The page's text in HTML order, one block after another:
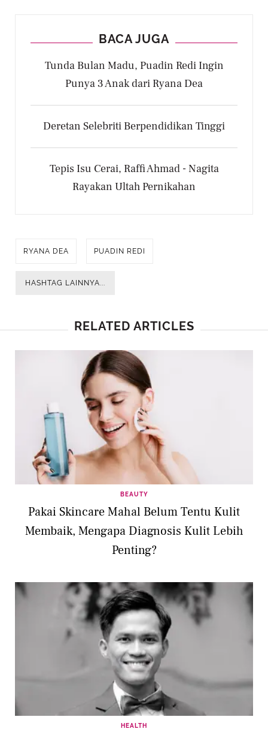
BACA JUGA
Tunda Bulan Madu, Puadin Redi Ingin
Punya 3 Anak dari Ryana Dea
Deretan Selebriti Berpendidikan Tinggi
Tepis Isu Cerai, Raffi Ahmad - Nagita
Rayakan Ultah Pernikahan
RYANA DEA PUADIN REDI
HASHTAG LAINNYA...
RELATED ARTICLES
BEAUTY
Pakai Skincare Mahal Belum Tentu Kulit
Membaik, Mengapa Diagnosis Kulit Lebih
Penting?
HEALTH